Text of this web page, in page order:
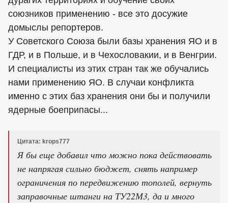
союзников применению - все это досужие
домыслы репортеров.
У Советского Союза были базы хранения ЯО и в
ГДР, и в Польше, и в Чехословакии, и в Венгрии.
И специалисты из этих стран так же обучались
нами применению ЯО. В случаи конфликта
именно с этих баз хранения они бы и получили
ядерные боеприпасы...
Цитата: krops777
Я бы еще добавил что можно пока действовать
не напрягая сильно бюджет, снять например
ограничения по передвижению тополей, вернуть
заправочные штанги на ТУ22М3, да и много